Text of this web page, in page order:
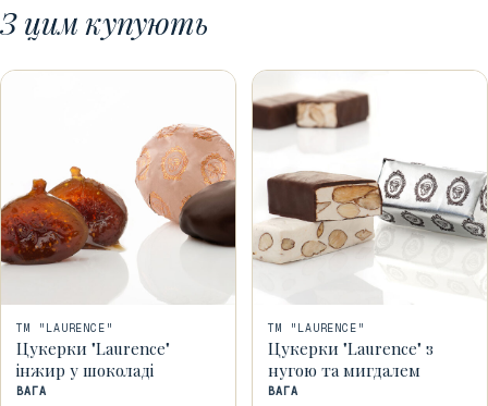
З цим купують
ТМ "LAURENCE"
Цукерки "Laurence"
інжир у шоколаді
ВАГА
ТМ "LAURENCE"
Цукерки "Laurence" з
нугою та мигдалем
ВАГА